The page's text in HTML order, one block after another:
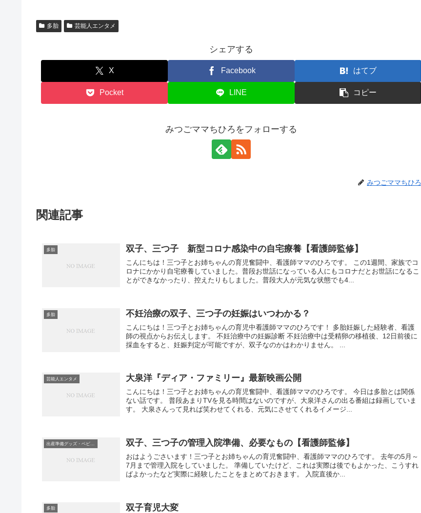
多胎 芸能人エンタメ
シェアする
X Facebook はてブ
Pocket LINE コピー
みつごママちひろをフォローする
みつごママちひろ
関連記事
多胎 双子、三つ子 新型コロナ感染中の自宅療養【看護師監修】
こんにちは！三つ子とお姉ちゃんの育児奮闘中、看護師ママのひろです。 この1週間、家族でコ
ロナにかかり自宅療養していました。普段お世話になっている人にもコロナだとお世話になるこ
とができなかったり、控えたりもしました。普段大人が元気な状態でも4...
多胎 不妊治療の双子、三つ子の妊娠はいつわかる？
こんにちは！三つ子とお姉ちゃんの育児中看護師ママのひろです！ 多胎妊娠した経験者、看護
師の視点からお伝えします。 不妊治療中の妊娠診断 不妊治療中は受精卵の移植後、12日前後に
採血をすると、妊娠判定が可能ですが、双子なのかはわかりません。 ...
芸能人エンタメ 大泉洋『ディア・ファミリー』最新映画公開
こんにちは！三つ子とお姉ちゃんの育児奮闘中、看護師ママのひろです。 今日は多胎とは関係
ない話です。 普段あまりTVを見る時間はないのですが、大泉洋さんの出る番組は録画していま
す。 大泉さんって見れば笑わせてくれる、元気にさせてくれるイメージ...
出産準備グッズ・ベビーグッズ 双子、三つ子の管理入院準備、必要なもの【看護師監修】
おはようごさいます！三つ子とお姉ちゃんの育児奮闘中、看護師ママのひろです。 去年の5月～
7月まで管理入院をしていました。 準備していたけど、これは実際は後でもよかった、こうすれ
ばよかったなど実際に経験したことをまとめておきます。 入院直後か...
多胎 双子育児大変